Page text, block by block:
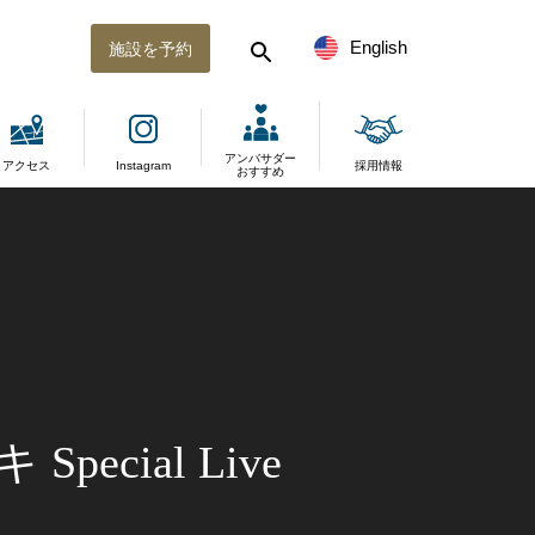
English
施設を予約
アクセス Instagram
アンバサダー
おすすめ
採用情報
Special Live